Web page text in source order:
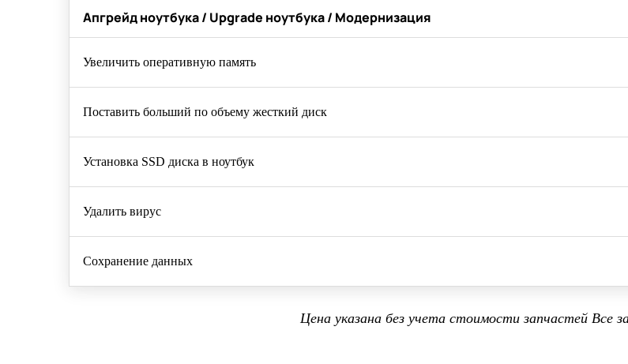
Апгрейд ноутбука / Upgrade ноутбука / Модернизация
Увеличить оперативную память
Поставить больший по объему жесткий диск
Установка SSD диска в ноутбук
Удалить вирус
Сохранение данных
Цена указана без учета стоимости запчастей Все